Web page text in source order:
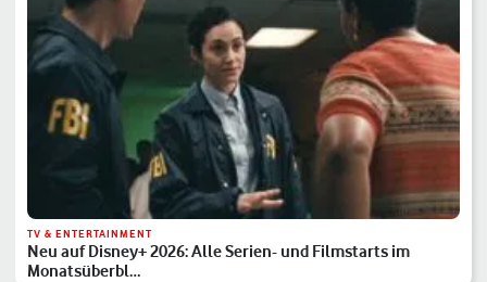
TV & ENTERTAINMENT
Neu auf Disney+ 2026: Alle Serien- und Filmstarts im
Monatsüberbl…